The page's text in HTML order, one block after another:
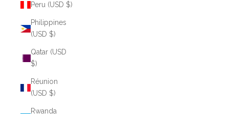
Peru (USD $)
Philippines
(USD $)
Qatar (USD
$)
Réunion
(USD $)
Rwanda